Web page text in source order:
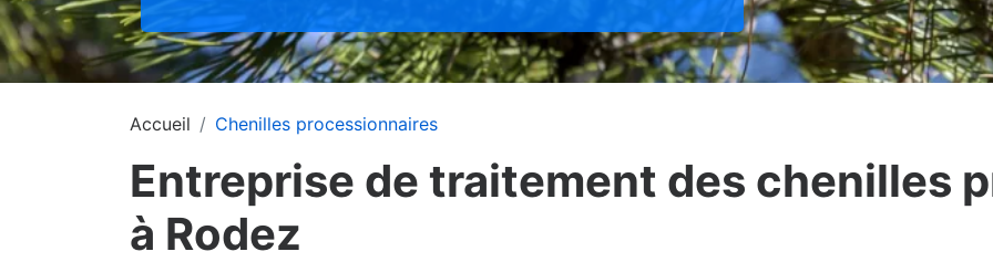
Accueil Chenilles processionnaires
Entreprise de traitement des chenilles
à Rodez